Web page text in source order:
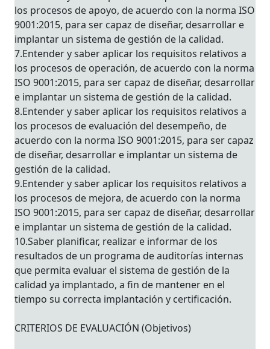
los procesos de apoyo, de acuerdo con la norma ISO
9001:2015, para ser capaz de diseñar, desarrollar e
implantar un sistema de gestión de la calidad.
7.Entender y saber aplicar los requisitos relativos a
los procesos de operación, de acuerdo con la norma
ISO 9001:2015, para ser capaz de diseñar, desarrollar
e implantar un sistema de gestión de la calidad.
8.Entender y saber aplicar los requisitos relativos a
los procesos de evaluación del desempeño, de
acuerdo con la norma ISO 9001:2015, para ser capaz
de diseñar, desarrollar e implantar un sistema de
gestión de la calidad.
9.Entender y saber aplicar los requisitos relativos a
los procesos de mejora, de acuerdo con la norma
ISO 9001:2015, para ser capaz de diseñar, desarrollar
e implantar un sistema de gestión de la calidad.
10.Saber planificar, realizar e informar de los
resultados de un programa de auditorías internas
que permita evaluar el sistema de gestión de la
calidad ya implantado, a fin de mantener en el
tiempo su correcta implantación y certificación.
CRITERIOS DE EVALUACIÓN (Objetivos)